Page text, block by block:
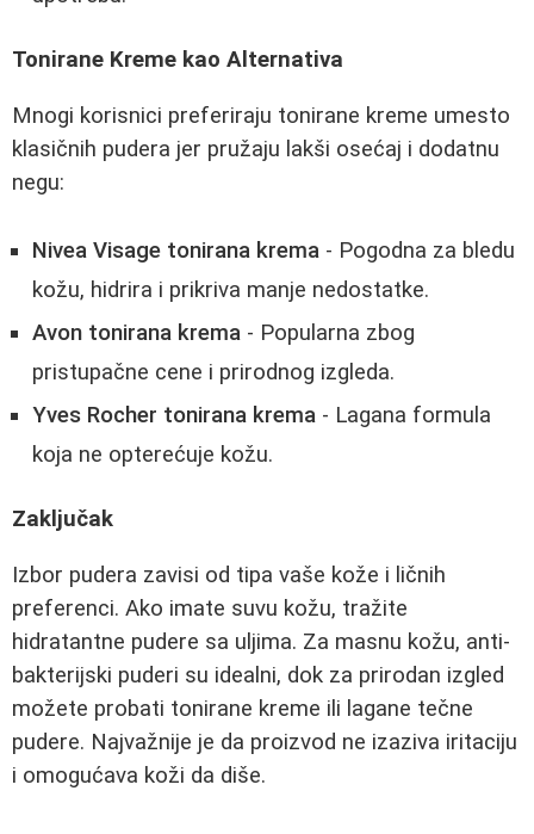
Tonirane Kreme kao Alternativa
Mnogi korisnici preferiraju tonirane kreme umesto
klasičnih pudera jer pružaju lakši osećaj i dodatnu
negu:
Nivea Visage tonirana krema - Pogodna za bledu
kožu, hidrira i prikriva manje nedostatke.
Avon tonirana krema - Popularna zbog
pristupačne cene i prirodnog izgleda.
Yves Rocher tonirana krema - Lagana formula
koja ne opterećuje kožu.
Zaključak
Izbor pudera zavisi od tipa vaše kože i ličnih
preferenci. Ako imate suvu kožu, tražite
hidratantne pudere sa uljima. Za masnu kožu, anti-
bakterijski puderi su idealni, dok za prirodan izgled
možete probati tonirane kreme ili lagane tečne
pudere. Najvažnije je da proizvod ne izaziva iritaciju
i omogućava koži da diše.